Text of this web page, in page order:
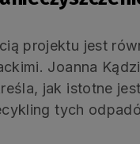
projektu jest
Joanna
jak istotne
tych